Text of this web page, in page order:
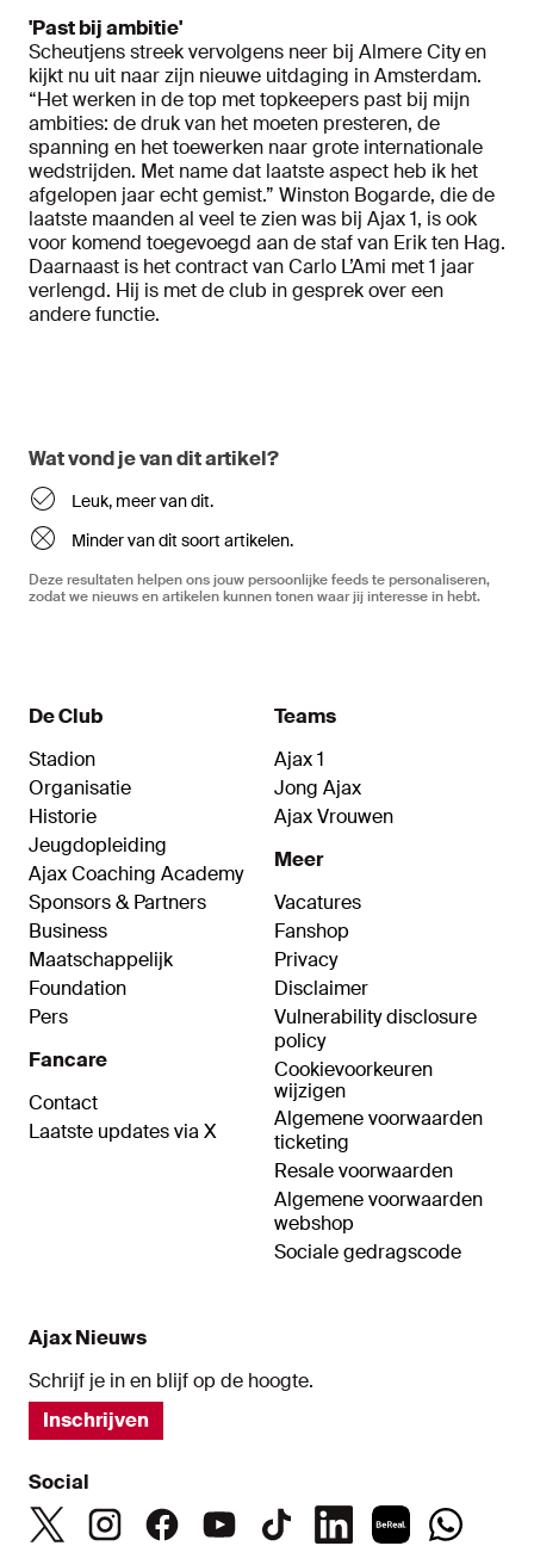
'Past bij ambitie'
Scheutjens streek vervolgens neer bij Almere City en
kijkt nu uit naar zijn nieuwe uitdaging in Amsterdam.
“Het werken in de top met topkeepers past bij mijn
ambities: de druk van het moeten presteren, de
spanning en het toewerken naar grote internationale
wedstrijden. Met name dat laatste aspect heb ik het
afgelopen jaar echt gemist.” Winston Bogarde, die de
laatste maanden al veel te zien was bij Ajax 1, is ook
voor komend toegevoegd aan de staf van Erik ten Hag.
Daarnaast is het contract van Carlo L’Ami met 1 jaar
verlengd. Hij is met de club in gesprek over een
andere functie.
Wat vond je van dit artikel?
Leuk, meer van dit.
Minder van dit soort artikelen.
Deze resultaten helpen ons jouw persoonlijke feeds te personaliseren,
zodat we nieuws en artikelen kunnen tonen waar jij interesse in hebt.
De Club
Stadion
Organisatie
Historie
Jeugdopleiding
Ajax Coaching Academy
Sponsors & Partners
Business
Maatschappelijk
Foundation
Pers
Fancare
Contact
Laatste updates via X
Teams
Ajax 1
Jong Ajax
Ajax Vrouwen
Meer
Vacatures
Fanshop
Privacy
Disclaimer
Vulnerability disclosure
policy
Cookievoorkeuren
wijzigen
Algemene voorwaarden
ticketing
Resale voorwaarden
Algemene voorwaarden
webshop
Sociale gedragscode
Ajax Nieuws
Schrijf je in en blijf op de hoogte.
Inschrijven
Social